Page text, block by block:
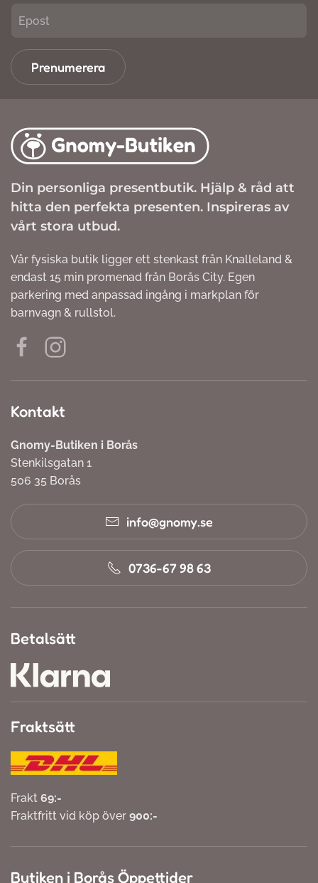
Prenumerera
Din personliga presentbutik. Hjälp & råd att
hitta den perfekta presenten. Inspireras av
vårt stora utbud.
Vår fysiska butik ligger ett stenkast från Knalleland &
endast 15 min promenad från Borås City. Egen
parkering med anpassad ingång i markplan för
barnvagn & rullstol.
Kontakt
Gnomy-Butiken i Borås
Stenkilsgatan 1
506 35 Borås
info@gnomy.se
0736-67 98 63
Betalsätt
Fraktsätt
Frakt 69:-
Fraktfritt vid köp över 900:-
Butiken i Borås Öppettider